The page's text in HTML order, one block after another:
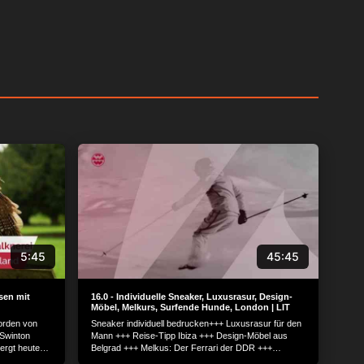
Gerät zu und
die von einem
und
über Gerätescans
klicken, um der
detailliertere
oder diese
Ihre Einwilligung
Ihre Einstellungen
5:45
mit
von
heute
45:45
16.0 - Individuelle Sneaker, Luxusrasur, Design-
Möbel, Melkurs, Surfende Hunde, London | LIT
Sneaker individuell bedrucken+++ Luxusrasur für den
Mann +++ Reise-Tipp Ibiza +++ Design-Möbel aus
Belgrad +++ Melkus: Der Ferrari der DDR +++